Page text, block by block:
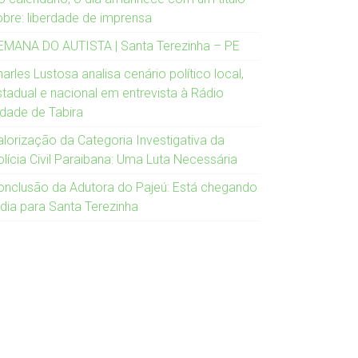
liberdade de imprensa
DO AUTISTA | Santa Terezinha – PE
Lustosa analisa cenário político local,
e nacional em entrevista à Rádio
de Tabira
da Categoria Investigativa da
Civil Paraibana: Uma Luta Necessária
da Adutora do Pajeú: Está chegando
para Santa Terezinha